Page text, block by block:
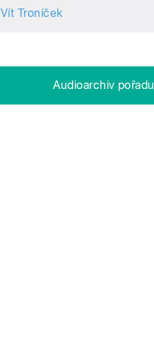
Vít Troníček
Audioarchiv pořadu